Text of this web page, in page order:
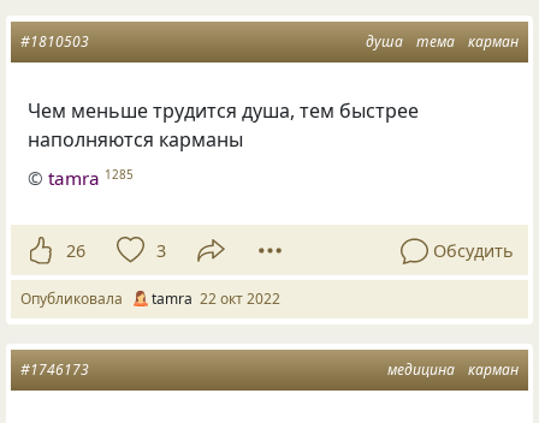
душа тема карман
#1810503
Чем меньше трудится душа, тем быстрее
наполняются карманы
©tamra 1285
26 3 Обсудить
Опубликовала tamra 22 окт 2022
медицина карман
#1746173